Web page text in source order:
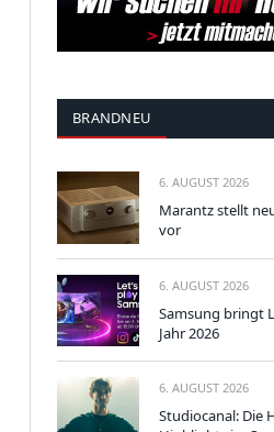
BRANDNEU
6. AUGUST 2026
Marantz stellt
vor
6. AUGUST 2026
Samsung bringt
Jahr 2026
6. AUGUST 2026
Studiocanal: Die